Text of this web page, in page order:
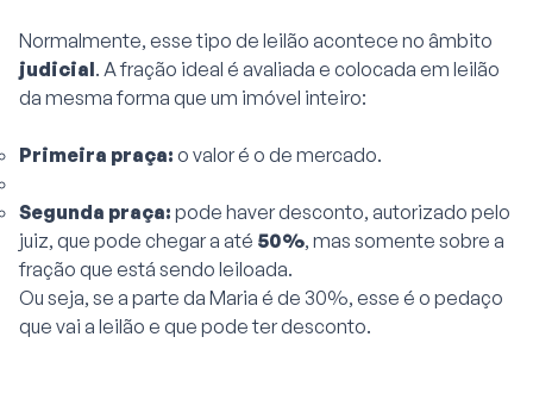
Normalmente, esse tipo de leilão acontece no âmbito
judicial. A fração ideal é avaliada e colocada em leilão
da mesma forma que um imóvel inteiro:
Primeira praça: o valor é o de mercado.
Segunda praça: pode haver desconto, autorizado pelo
juiz, que pode chegar a até 50%, mas somente sobre a
fração que está sendo leiloada.
Ou seja, se a parte da Maria é de 30%, esse é o pedaço
que vai a leilão e que pode ter desconto.